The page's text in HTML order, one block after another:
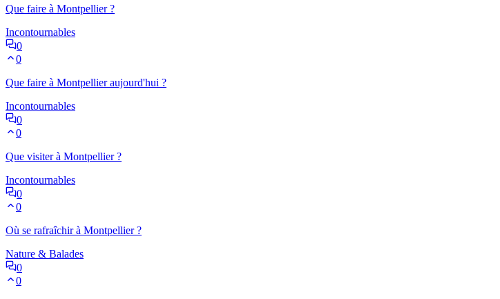
Que faire à Montpellier ?
Incontournables
0
0
Que faire à Montpellier aujourd'hui ?
Incontournables
0
0
Que visiter à Montpellier ?
Incontournables
0
0
Où se rafraîchir à Montpellier ?
Nature & Balades
0
0